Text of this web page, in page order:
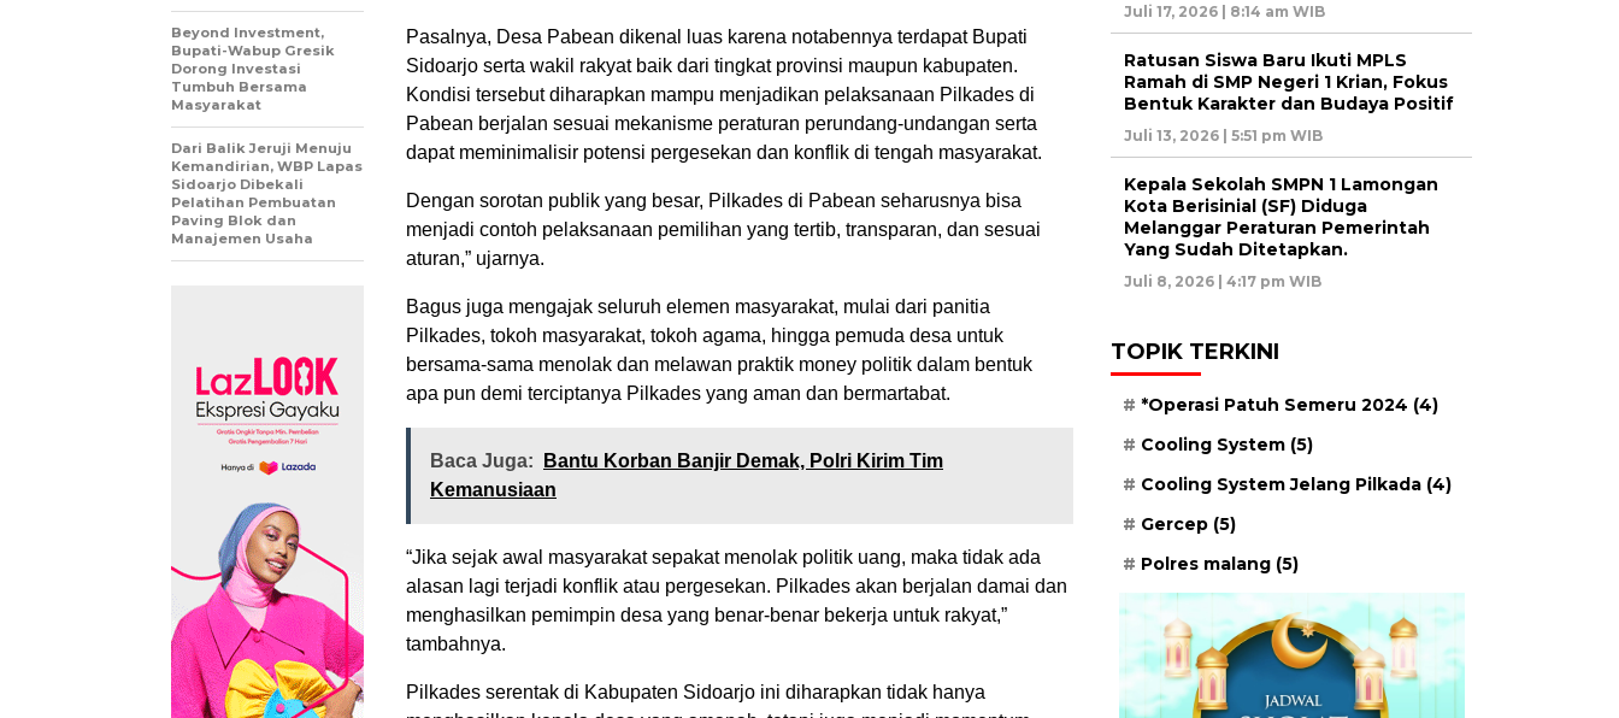
Pasalnya, Desa Pabean dikenal luas karena notabennya terdapat Bupati
Sidoarjo serta wakil rakyat baik dari tingkat provinsi maupun kabupaten.
Kondisi tersebut diharapkan mampu menjadikan pelaksanaan Pilkades di
Pabean berjalan sesuai mekanisme peraturan perundang-undangan serta
dapat meminimalisir potensi pergesekan dan konflik di tengah masyarakat.
Dengan sorotan publik yang besar, Pilkades di Pabean seharusnya bisa
menjadi contoh pelaksanaan pemilihan yang tertib, transparan, dan sesuai
aturan,” ujarnya.
Bagus juga mengajak seluruh elemen masyarakat, mulai dari panitia
Pilkades, tokoh masyarakat, tokoh agama, hingga pemuda desa untuk
bersama-sama menolak dan melawan praktik money politik dalam bentuk
apa pun demi terciptanya Pilkades yang aman dan bermartabat.
Baca Juga:
Bantu Korban Banjir Demak, Polri Kirim Tim
Kemanusiaan
“Jika sejak awal masyarakat sepakat menolak politik uang, maka tidak ada
alasan lagi terjadi konflik atau pergesekan. Pilkades akan berjalan damai dan
menghasilkan pemimpin desa yang benar-benar bekerja untuk rakyat,”
tambahnya.
Pilkades serentak di Kabupaten Sidoarjo ini diharapkan tidak hanya
Beyond Investment,
Bupati-Wabup Gresik
Dorong Investasi
Tumbuh Bersama
Masyarakat
Dari Balik Jeruji Menuju
Kemandirian, WBP Lapas
Sidoarjo Dibekali
Pelatihan Pembuatan
Paving Blok dan
Manajemen Usaha
Juli 17, 2026 | 8:14 am WIB
Ratusan Siswa Baru Ikuti MPLS
Ramah di SMP Negeri 1 Krian, Fokus
Bentuk Karakter dan Budaya Positif
Juli 13, 2026 | 5:51 pm WIB
Kepala Sekolah SMPN 1 Lamongan
Kota Berisinial (SF) Diduga
Melanggar Peraturan Pemerintah
Yang Sudah Ditetapkan.
Juli 8, 2026 | 4:17 pm WIB
TOPIK TERKINI
*Operasi Patuh Semeru 2024 (4)
Cooling System (5)
Cooling System Jelang Pilkada (4)
Gercep (5)
Polres malang (5)